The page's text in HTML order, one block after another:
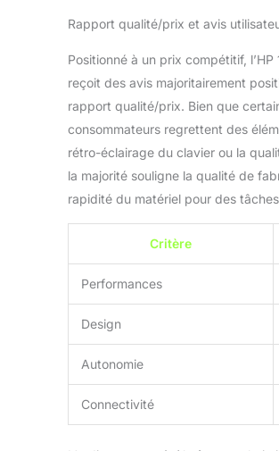
Rapport qualité/prix et avis
Positionné à un prix compétitif,
reçoit des avis majoritairement
rapport qualité/prix. Bien que
consommateurs regrettent des
rétro-éclairage du clavier ou la
la majorité souligne la qualité de
rapidité du matériel pour des
Critère
Performances
Design
Autonomie
Connectivité